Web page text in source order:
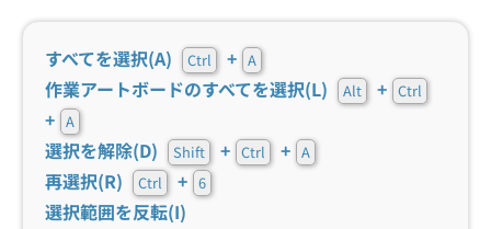
すべてを選択(A) Ctrl + A
作業アートボードのすべてを選択(L) Alt + Ctrl
+ A
選択を解除(D) Shift + Ctrl + A
再選択(R) Ctrl + 6
選択範囲を反転(I)